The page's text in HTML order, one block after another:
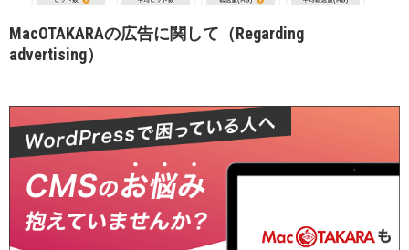
MacOTAKARAの広告に関して（Regarding
advertising）